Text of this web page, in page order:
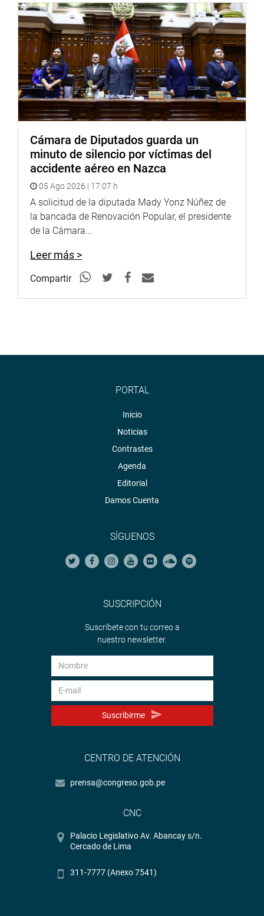
Cámara de Diputados guarda un
minuto de silencio por víctimas del
accidente aéreo en Nazca
05 Ago 2026 | 17:07 h
A solicitud de la diputada Mady Yonz Núñez de
la bancada de Renovación Popular, el presidente
de la Cámara...
Leer más >
Compartir
PORTAL
Inicio
Noticias
Contrastes
Agenda
Editorial
Damos Cuenta
SÍGUENOS
SUSCRIPCIÓN
Suscríbete con tu correo a
nuestro newsletter.
Suscribirme
CENTRO DE ATENCIÓN
prensa@congreso.gob.pe
CNC
Palacio Legislativo Av. Abancay s/n.
Cercado de Lima
311-7777 (Anexo 7541)